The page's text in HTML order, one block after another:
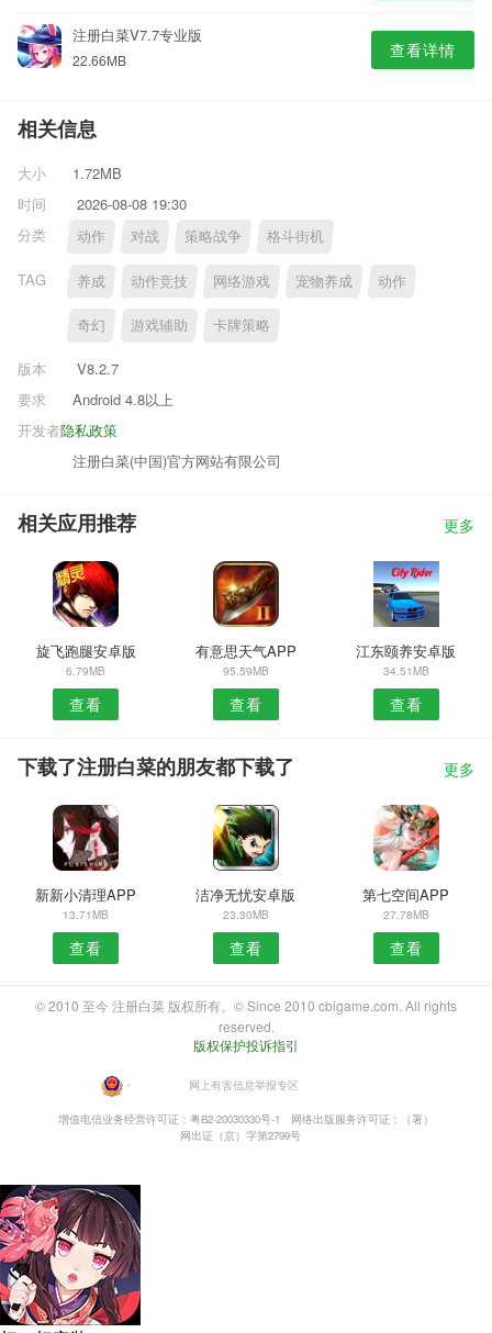
注册白菜V7.7专业版
22.66MB 查看详情
相关信息
大小
1.72MB
时间
2026-08-08 19:30
分类
动作 对战 策略战争 格斗街机
TAG 养成 动作竞技 网络游戏 宠物养成 动作
奇幻 游戏辅助 卡牌策略
版本
V8.2.7
要求
Android 4.8以上
隐私政策
开发者
注册白菜(中国)官方网站有限公司
相关应用推荐 更多
旋飞跑腿安卓版
6.79MB
查看
有意思天气APP
95.59MB
查看
江东颐养安卓版
34.51MB
查看
下载了注册白菜的朋友都下载了 更多
新新小清理APP
13.71MB
查看
洁净无忧安卓版
23.30MB
查看
第七空间APP
27.78MB
查看
© 2010 至今 注册白菜 版权所有。© Since 2010 cbigame.com. All rights
reserved.
版权保护投诉指引
・ 网上有害信息举报专区
增值电信业务经营许可证：粤B2-20030330号-1
网络出版服务许可证：（署）
网出证（京）字第2799号